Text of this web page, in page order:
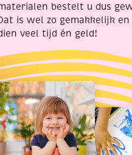
bestelt u dus
is wel zo gemakkelijk en
veel tijd én geld!